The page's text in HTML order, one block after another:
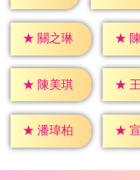
★ 關之琳 ★
★ 陳美琪 ★
★ 潘瑋柏 ★